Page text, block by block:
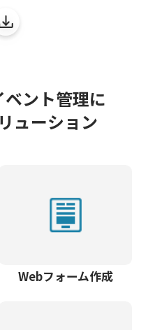
ント管理に
ューション
Webフォーム作成